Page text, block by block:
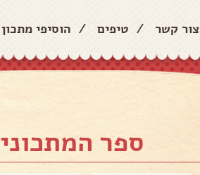
צור קשר / טיפים / הוסיפי מתכון
ספר